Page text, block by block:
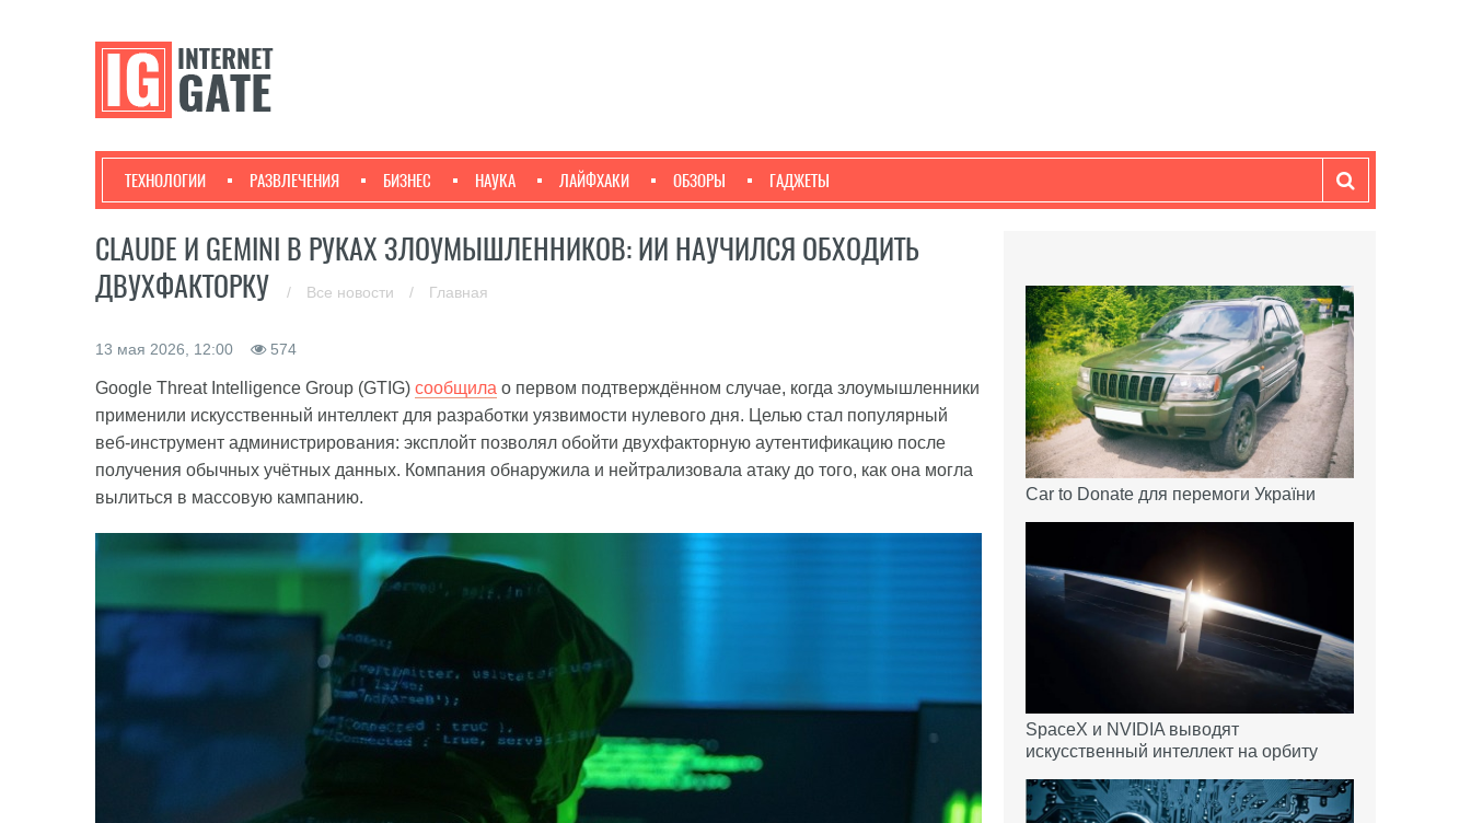
ТЕХНОЛОГИИ РАЗВЛЕЧЕНИЯ БИЗНЕС НАУКА ЛАЙФХАКИ ОБЗОРЫ ГАДЖЕТЫ
CLAUDE И GEMINI В РУКАХ ЗЛОУМЫШЛЕННИКОВ: ИИ НАУЧИЛСЯ ОБХОДИТЬ
ДВУХФАКТОРКУ
/ Все новости / Главная
13 мая 2026, 12:00 574
Google Threat Intelligence Group (GTIG) сообщила о первом подтверждённом случае, когда злоумышленники
применили искусственный интеллект для разработки уязвимости нулевого дня. Целью стал популярный
веб-инструмент администрирования: эксплойт позволял обойти двухфакторную аутентификацию после
получения обычных учётных данных. Компания обнаружила и нейтрализовала атаку до того, как она могла
вылиться в массовую кампанию.
Car to Donate для перемоги України
SpaceX и NVIDIA выводят
искусственный интеллект на орбиту